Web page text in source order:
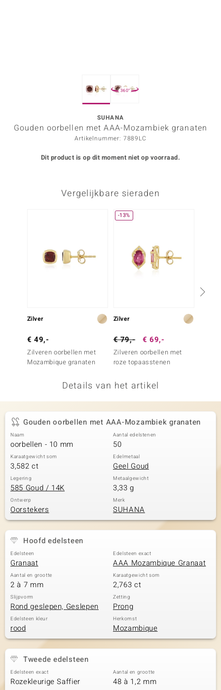
Collection
360°
SUHANA
Gouden oorbellen met AAA-Mozambiek granaten
Artikelnummer: 7889LC
Dit product is op dit moment niet op voorraad.
Vergelijkbare sieraden
Zilver
€ 49,-
Zilveren oorbellen met
Mozambique granaten
-13%
Zilver
€ 79,- € 69,-
Zilveren oorbellen met
roze topaasstenen
Details van het artikel
Gouden oorbellen met AAA-Mozambiek granaten
Naam
oorbellen - 10 mm
Aantal edelstenen
50
Karaatgewicht som
3,582 ct
Edelmetaal
Geel Goud
Legering
585 Goud / 14K
Metaalgewicht
3,33 g
Ontwerp
Oorstekers
Merk
SUHANA
Hoofd edelsteen
Edelsteen
Granaat
Edelsteen exact
AAA Mozambique Granaat
Aantal en grootte
2 à 7 mm
Karaatgewicht som
2,763 ct
Slijpvorm
Rond geslepen, Geslepen
Zetting
Prong
Edelsteen kleur
rood
Herkomst
Mozambique
Tweede edelsteen
Edelsteen exact
Rozekleurige Saffier
Aantal en grootte
48 à 1,2 mm